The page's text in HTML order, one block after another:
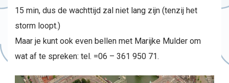
15 min, dus de wachttijd zal niet lang zijn (tenzij het
storm loopt.)
Maar je kunt ook even bellen met Marijke Mulder om
wat af te spreken: tel. =06 – 361 950 71.